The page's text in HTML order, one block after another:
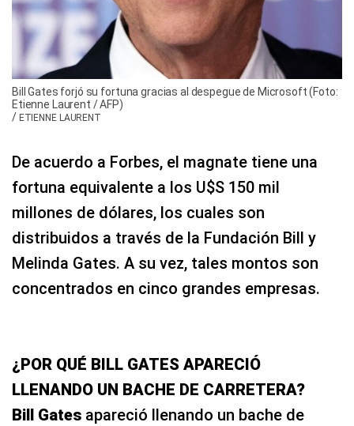
Bill Gates forjó su fortuna gracias al despegue de Microsoft (Foto:
Etienne Laurent / AFP)
/ ETIENNE LAURENT
De acuerdo a Forbes, el magnate tiene una
fortuna equivalente a los U$S 150 mil
millones de dólares, los cuales son
distribuidos a través de la Fundación Bill y
Melinda Gates. A su vez, tales montos son
concentrados en cinco grandes empresas.
¿POR QUÉ BILL GATES APARECIÓ
LLENANDO UN BACHE DE CARRETERA?
Bill Gates apareció llenando un bache de